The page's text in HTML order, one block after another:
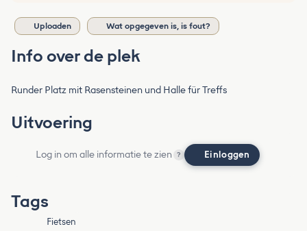
Uploaden Wat opgegeven is, is fout?
Info over de plek
Runder Platz mit Rasensteinen und Halle für Treffs
Uitvoering
Log in om alle informatie te zien ? Einloggen
Tags
Fietsen